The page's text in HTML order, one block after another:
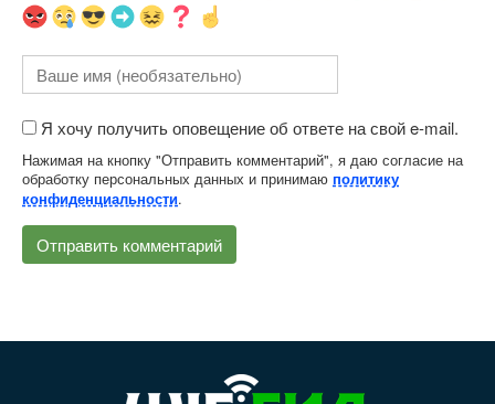
Я хочу получить оповещение об ответе на свой e-mail.
Нажимая на кнопку "Отправить комментарий", я даю согласие на
обработку персональных данных и принимаю политику
конфиденциальности.